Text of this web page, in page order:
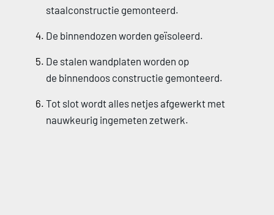
staalconstructie gemonteerd.
De binnendozen worden geïsoleerd.
De stalen wandplaten worden op
de binnendoos constructie gemonteerd.
Tot slot wordt alles netjes afgewerkt met
nauwkeurig ingemeten zetwerk.